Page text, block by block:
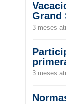
Grand
3 meses
3 meses